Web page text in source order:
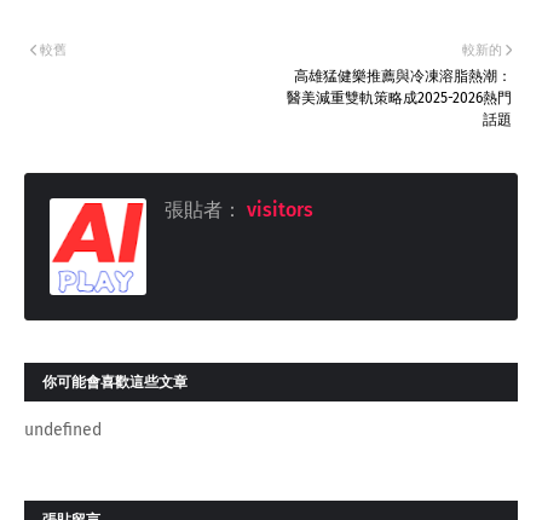
較新的
高雄猛健樂推薦與冷凍溶脂熱潮：
醫美減重雙軌策略成2025-2026熱門
話題
較舊
張貼者： visitors
你可能會喜歡這些文章
undefined